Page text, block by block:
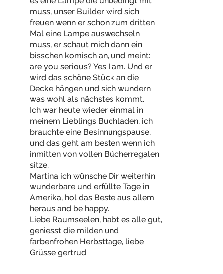
muss, unser Builder wird sich
freuen wenn er schon zum dritten
Mal eine Lampe auswechseln
muss, er schaut mich dann ein
bisschen komisch an, und meint:
are you serious? Yes I am. Und er
wird das schöne Stück an die
Decke hängen und sich wundern
was wohl als nächstes kommt.
Ich war heute wieder einmal in
meinem Lieblings Buchladen, ich
brauchte eine Besinnungspause,
und das geht am besten wenn ich
inmitten von vollen Bücherregalen
sitze.
Martina ich wünsche Dir weiterhin
wunderbare und erfüllte Tage in
Amerika, hol das Beste aus allem
heraus and be happy.
Liebe Raumseelen, habt es alle gut,
geniesst die milden und
farbenfrohen Herbsttage, liebe
Grüsse gertrud